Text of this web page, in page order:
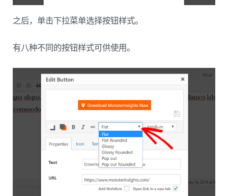
之后，单击下拉菜单选择按钮样式。
有八种不同的按钮样式可供使用。